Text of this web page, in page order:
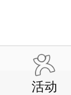
活动